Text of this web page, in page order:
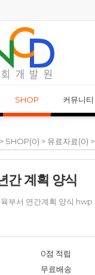
성경공부 모임 주의 안내
SHOP 커뮤니티
SHOP(0) > 유료자료(0) >
간 계획 양식
부서 연간계획 양식 hwp
0점 적립
무료배송